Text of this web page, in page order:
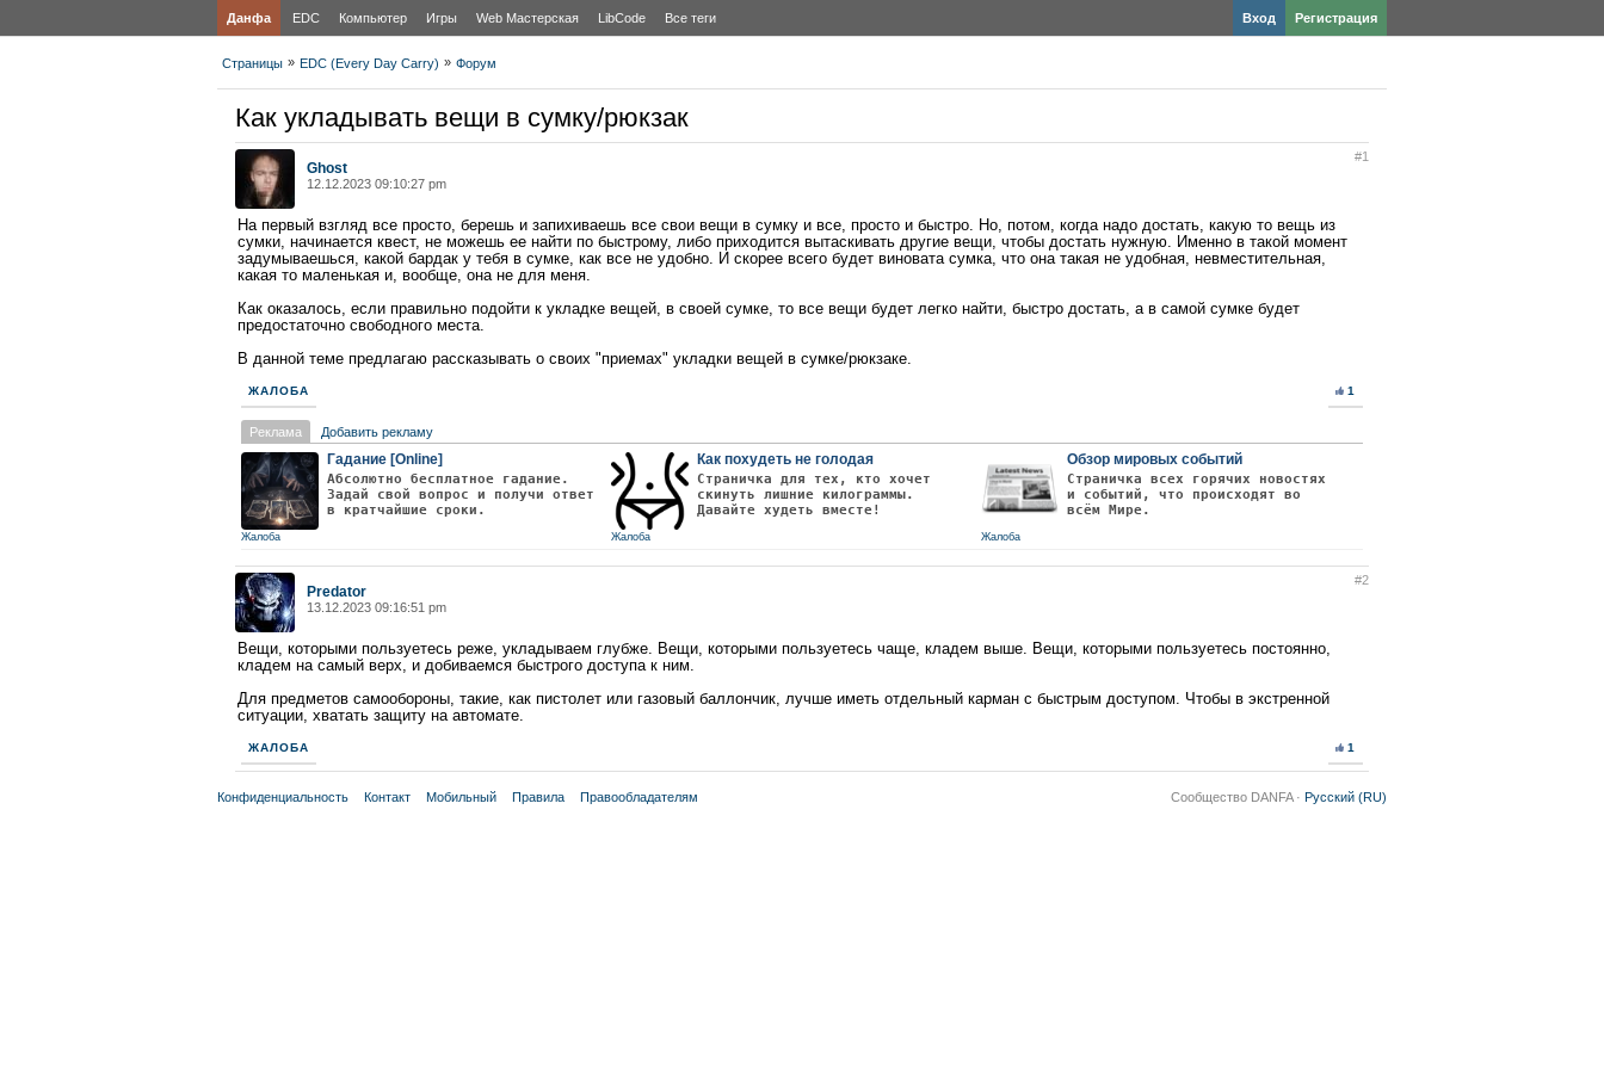
Данфа EDC Компьютер Игры Web Мастерская LibCode Все теги Регистрация
Вход
Страницы » EDC (Every Day Carry) » Форум
Как укладывать вещи в сумку/рюкзак
Ghost
12.12.2023 09:10:27 pm
#1
На первый взгляд все просто, берешь и запихиваешь все свои вещи в сумку и все, просто и быстро. Но, потом, когда надо достать, какую то вещь из
сумки, начинается квест, не можешь ее найти по быстрому, либо приходится вытаскивать другие вещи, чтобы достать нужную. Именно в такой момент
задумываешься, какой бардак у тебя в сумке, как все не удобно. И скорее всего будет виновата сумка, что она такая не удобная, невместительная,
какая то маленькая и, вообще, она не для меня.
Как оказалось, если правильно подойти к укладке вещей, в своей сумке, то все вещи будет легко найти, быстро достать, а в самой сумке будет
предостаточно свободного места.
В данной теме предлагаю рассказывать о своих "приемах" укладки вещей в сумке/рюкзаке.
ЖАЛОБА 1
Реклама Добавить рекламу
Гадание [Online]
Абсолютно бесплатное гадание.
Задай свой вопрос и получи ответ
в кратчайшие сроки.
Жалоба
Как похудеть не голодая
Страничка для тех, кто хочет
скинуть лишние килограммы.
Давайте худеть вместе!
Жалоба
Обзор мировых событий
Страничка всех горячих новостях
и событий, что происходят во
всём Мире.
Жалоба
Predator
13.12.2023 09:16:51 pm
#2
Вещи, которыми пользуетесь реже, укладываем глубже. Вещи, которыми пользуетесь чаще, кладем выше. Вещи, которыми пользуетесь постоянно,
кладем на самый верх, и добиваемся быстрого доступа к ним.
Для предметов самообороны, такие, как пистолет или газовый баллончик, лучше иметь отдельный карман с быстрым доступом. Чтобы в экстренной
ситуации, хватать защиту на автомате.
ЖАЛОБА 1
Конфиденциальность Контакт Мобильный Правила Правообладателям Сообщество DANFA · Русский (RU)